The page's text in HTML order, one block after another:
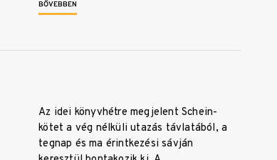
BŐVEBBEN
Az idei könyvhétre megjelent Schein-
kötet a vég nélküli utazás távlatából, a
tegnap és ma érintkezési sávján